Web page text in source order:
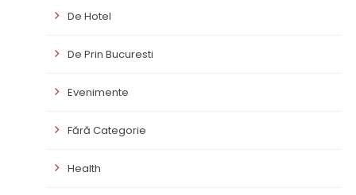
De Hotel
De Prin Bucuresti
Evenimente
Fără Categorie
Health